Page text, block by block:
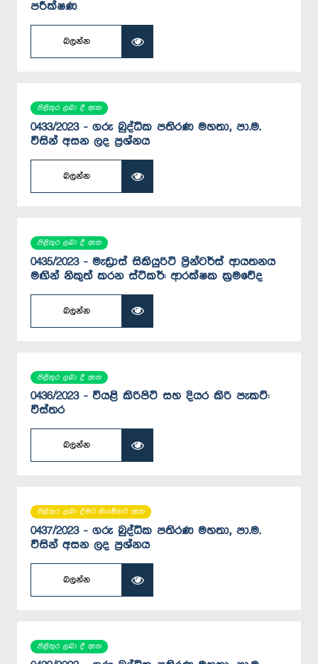
පරීක්ෂණ
බලන්න
පිළිතුර ලබා දී ඇත
0433/2023 - ගරු බුද්ධික පතිරණ මහතා, පා.ම.
විසින් අසන ලද ප්‍රශ්නය
බලන්න
පිළිතුර ලබා දී ඇත
0435/2023 - මැඩ්‍රාස් සිකියුරිටි ප්‍රින්ටර්ස් ආයතනය
මඟින් නිකුත් කරන ස්ටිකර්: ආරක්ෂක ක්‍රමවේද
බලන්න
පිළිතුර ලබා දී ඇත
0436/2023 - වියළි කිරිපිටි සහ දියර කිරි පැකට්:
විස්තර
බලන්න
පිළිතුර ලබා දීමට නියමිතව ඇත
0437/2023 - ගරු බුද්ධික පතිරණ මහතා, පා.ම.
විසින් අසන ලද ප්‍රශ්නය
බලන්න
පිළිතුර ලබා දී ඇත